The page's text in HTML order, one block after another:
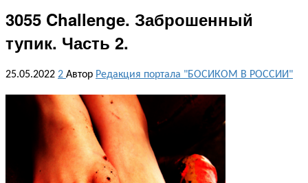
3055 Challenge. Заброшенный
тупик. Часть 2.
25.05.2022 2 Автор Редакция портала "БОСИКОМ В РОССИИ"